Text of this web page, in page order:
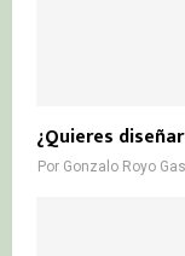
¿Quieres
Por Gonzalo Royo